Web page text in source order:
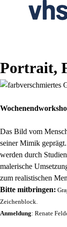
Portrait,
Das Bild vom
seiner Mimik
werden durch
malerische
zum realistischen
Bitte mitbringen:
Zeichenblock.
Anmeldung: Renate